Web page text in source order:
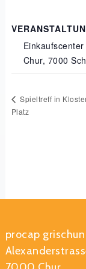
Chur, 7000
Spieltreff in
Platz
procap grischun